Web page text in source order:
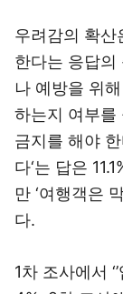
우려감의 확산
한다는 응답의
나 예방을 위
하는지 여부를
금지를 해야
다‘는 답은
만 ‘여행객은
다.
1차 조사에서